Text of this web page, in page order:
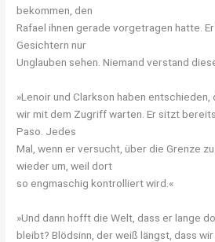
bekommen, den
Rafael ihnen gerade vorgetragen hatte.
Gesichtern nur
Unglauben sehen. Niemand verstand
»Lenoir und Clarkson haben entschieden,
wir mit dem Zugriff warten. Er sitzt
Paso. Jedes
Mal, wenn er versucht, über die Grenze
wieder um, weil dort
so engmaschig kontrolliert wird.«
»Und dann hofft die Welt, dass er lange
bleibt? Blödsinn, der weiß längst, dass